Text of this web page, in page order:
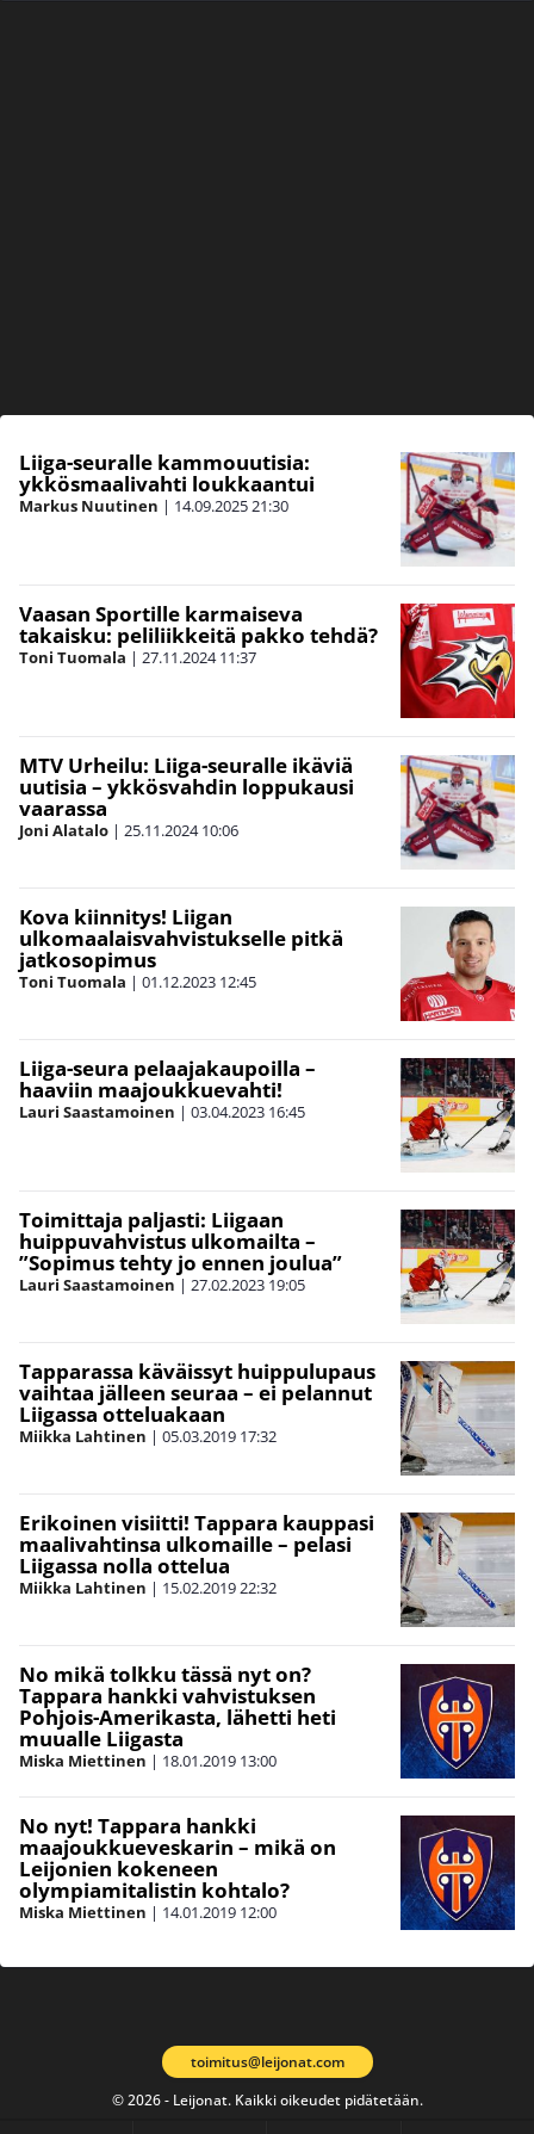
Liiga-seuralle kammouutisia:
ykkösmaalivahti loukkaantui
Markus Nuutinen | 14.09.202521:30
Vaasan Sportille karmaiseva
takaisku: peliliikkeitä pakko tehdä?
Toni Tuomala | 27.11.2024 11:37
MTV Urheilu: Liiga-seuralle ikäviä
uutisia – ykkösvahdin loppukausi
vaarassa
Joni Alatalo | 25.11.2024 10:06
Kova kiinnitys! Liigan
ulkomaalaisvahvistukselle pitkä
jatkosopimus
Toni Tuomala | 01.12.2023 12:45
Liiga-seura pelaajakaupoilla –
haaviin maajoukkuevahti!
Lauri Saastamoinen | 03.04.2023 16:45
Toimittaja paljasti: Liigaan
huippuvahvistus ulkomailta –
”Sopimus tehty jo ennen joulua”
Lauri Saastamoinen | 27.02.2023 19:05
Tapparassa käväissyt huippulupaus
vaihtaa jälleen seuraa – ei pelannut
Liigassa otteluakaan
Miikka Lahtinen | 05.03.2019 17:32
Erikoinen visiitti! Tappara kauppasi
maalivahtinsa ulkomaille – pelasi
Liigassa nolla ottelua
Miikka Lahtinen | 15.02.201922:32
No mikä tolkku tässä nyt on?
Tappara hankki vahvistuksen
Pohjois-Amerikasta, lähetti heti
muualle Liigasta
Miska Miettinen | 18.01.2019 13:00
No nyt! Tappara hankki
maajoukkueveskarin – mikä on
Leijonien kokeneen
olympiamitalistin kohtalo?
Miska Miettinen | 14.01.2019 12:00
© 2026 - Leijonat. Kaikki oikeudet pidätetään.
toimitus@leijonat.com